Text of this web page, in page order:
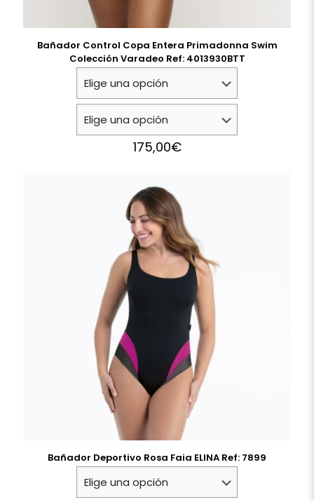
Bañador Control Copa Entera Primadonna Swim
Colección Varadeo Ref: 4013930BTT
175,00€
Bañador Deportivo Rosa Faia ELINA Ref: 7899